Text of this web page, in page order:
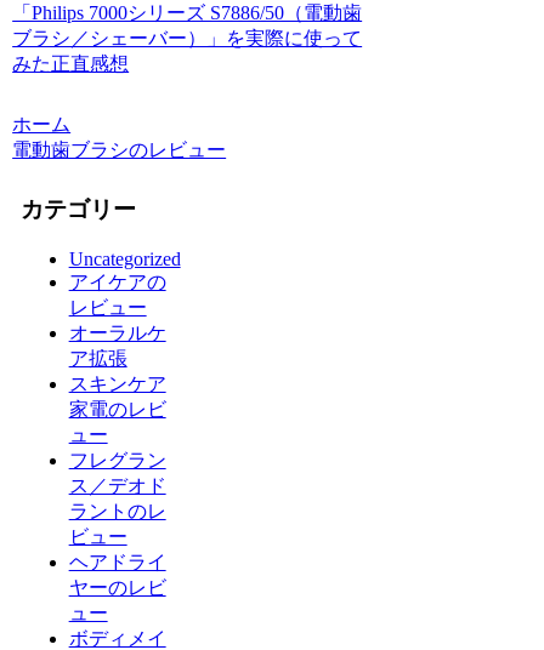
「Philips 7000シリーズ S7886/50（電動歯
ブラシ／シェーバー）」を実際に使って
みた正直感想
ホーム
電動歯ブラシのレビュー
カテゴリー
Uncategorized
アイケアの
レビュー
オーラルケ
ア拡張
スキンケア
家電のレビ
ュー
フレグラン
ス／デオド
ラントのレ
ビュー
ヘアドライ
ヤーのレビ
ュー
ボディメイ